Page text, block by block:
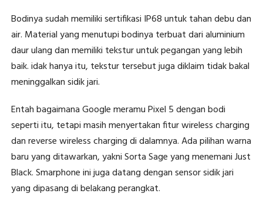
Bodinya sudah memiliki sertifikasi IP68 untuk tahan debu dan
air. Material yang menutupi bodinya terbuat dari aluminium
daur ulang dan memiliki tekstur untuk pegangan yang lebih
baik. idak hanya itu, tekstur tersebut juga diklaim tidak bakal
meninggalkan sidik jari.
Entah bagaimana Google meramu Pixel 5 dengan bodi
seperti itu, tetapi masih menyertakan fitur wireless charging
dan reverse wireless charging di dalamnya. Ada pilihan warna
baru yang ditawarkan, yakni Sorta Sage yang menemani Just
Black. Smarphone ini juga datang dengan sensor sidik jari
yang dipasang di belakang perangkat.